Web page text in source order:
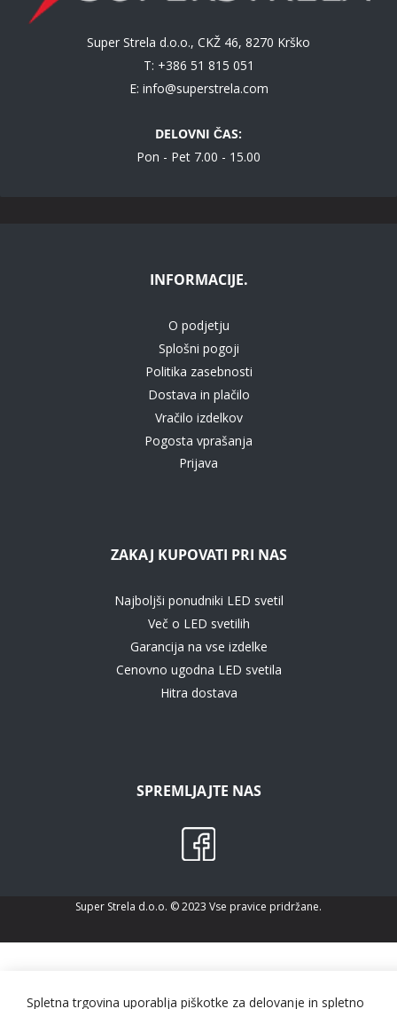
Super Strela d.o.o., CKŽ 46, 8270 Krško
T: +386 51 815 051
E: info@superstrela.com
DELOVNI ČAS:
Pon - Pet 7.00 - 15.00
INFORMACIJE.
O podjetju
Splošni pogoji
Politika zasebnosti
Dostava in plačilo
Vračilo izdelkov
Pogosta vprašanja
Prijava
ZAKAJ KUPOVATI PRI NAS
Najboljši ponudniki LED svetil
Več o LED svetilih
Garancija na vse izdelke
Cenovno ugodna LED svetila
Hitra dostava
SPREMLJAJTE NAS
Super Strela d.o.o. © 2023 Vse pravice pridržane.
Spletna trgovina uporablja piškotke za delovanje in spletno